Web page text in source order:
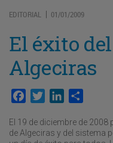
EDITORIAL | 01/01/2009
El éxito
Algeciras
Facebook
TwitterLinkedIn
El 19 de diciembre de
de Algeciras y del sistema